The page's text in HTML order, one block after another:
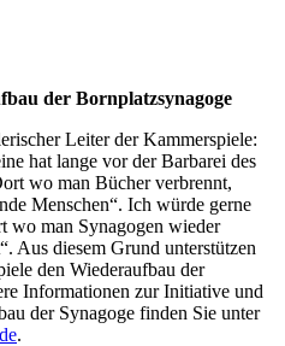
der Bornplatzsynagoge
Leiter der Kammerspiele:
hat lange vor der Barbarei des
wo man Bücher verbrennt,
Menschen“. Ich würde gerne
wo man Synagogen wieder
Aus diesem Grund unterstützen
den Wiederaufbau der
Informationen zur Initiative und
der Synagoge finden Sie unter
.